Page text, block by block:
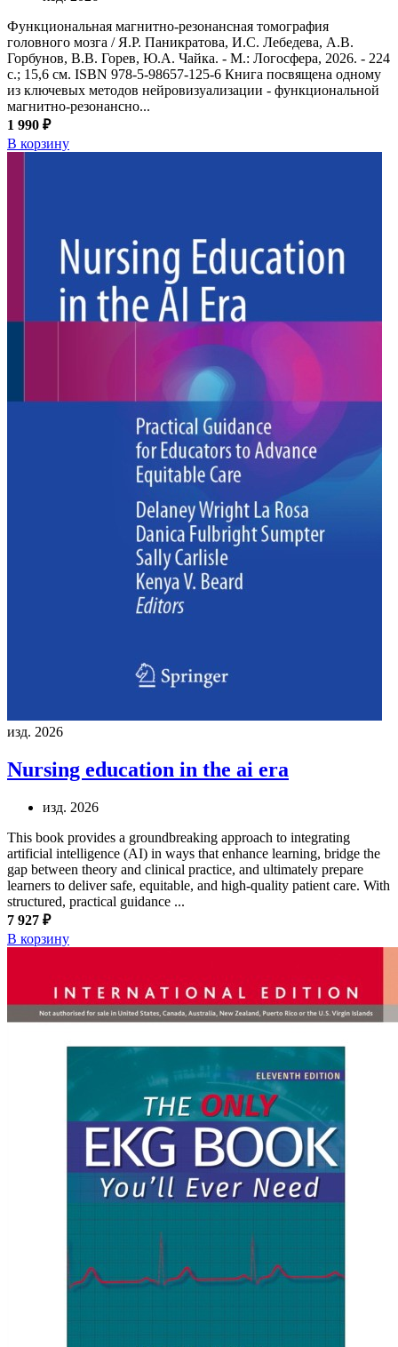
Функциональная магнитно-резонансная томография
головного мозга / Я.Р. Паникратова, И.С. Лебедева, А.В.
Горбунов, В.В. Горев, Ю.А. Чайка. - М.: Логосфера, 2026. - 224
с.; 15,6 см. ISBN 978-5-98657-125-6 Книга посвящена одному
из ключевых методов нейровизуализации - функциональной
магнитно-резонансно...
1 990 ₽
В корзину
изд. 2026
Nursing education in the ai era
изд. 2026
This book provides a groundbreaking approach to integrating
artificial intelligence (AI) in ways that enhance learning, bridge the
gap between theory and clinical practice, and ultimately prepare
learners to deliver safe, equitable, and high-quality patient care. With
structured, practical guidance ...
7 927 ₽
В корзину